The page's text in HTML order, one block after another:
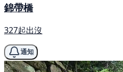
錦帶橋
327起出沒
通知